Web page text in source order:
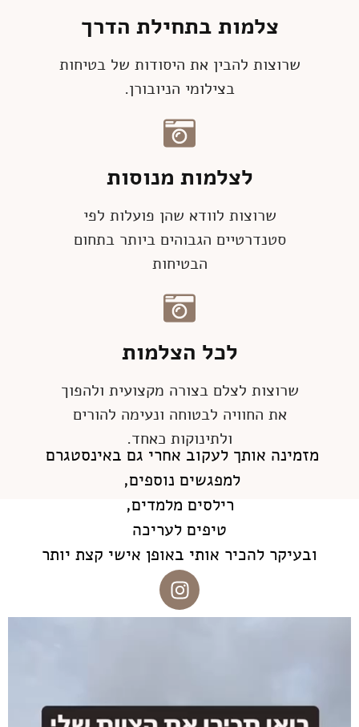
צלמות בתחילת הדרך
שרוצות להבין את היסודות של בטיחות
בצילומי הניובורן.
לצלמות מנוסות
שרוצות לוודא שהן פועלות לפי
סטנדרטיים הגבוהים ביותר בתחום
הבטיחות
לכל הצלמות
שרוצות לצלם בצורה מקצועית ולהפוך
את החוויה לבטוחה ונעימה להורים
ולתינוקות כאחד.
מזמינה אותך לעקוב אחרי גם באינסטגרם
למפגשים נוספים,
רילסים מלמדים,
טיפים לעריכה
ובעיקר להכיר אותי באופן אישי קצת יותר